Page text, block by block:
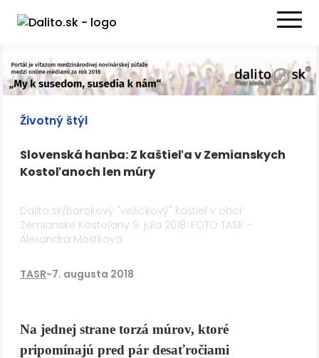
Životný štýl
Slovenská hanba: Z kaštieľa v Zemianskych
Kostoľanoch len múry
Dalito.sk/Barokový "vežičkový" kaštieľ v obci
Zemianske Kostoľany 9. júla 2018. FOTO TASR -
Alexandra Moštková
TASR-7. augusta 2018
Na jednej strane torzá múrov, ktoré
pripomínajú pred pár desaťročiami